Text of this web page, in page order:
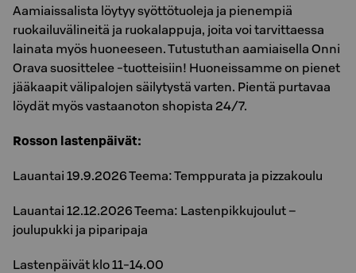
Aamiaissalista löytyy syöttötuoleja ja pienempiä
ruokailuvälineitä ja ruokalappuja, joita voi tarvittaessa
lainata myös huoneeseen. Tutustuthan aamiaisella Onni
Orava suosittelee -tuotteisiin! Huoneissamme on pienet
jääkaapit välipalojen säilytystä varten. Pientä purtavaa
löydät myös vastaanoton shopista 24/7.
Rosson lastenpäivät:
Lauantai 19.9.2026 Teema: Temppurata ja pizzakoulu
Lauantai 12.12.2026 Teema: Lastenpikkujoulut –
joulupukki ja piparipaja
Lastenpäivät klo 11-14.00